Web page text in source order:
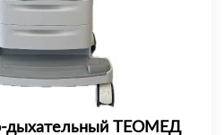
дыхательный ТЕОМЕД